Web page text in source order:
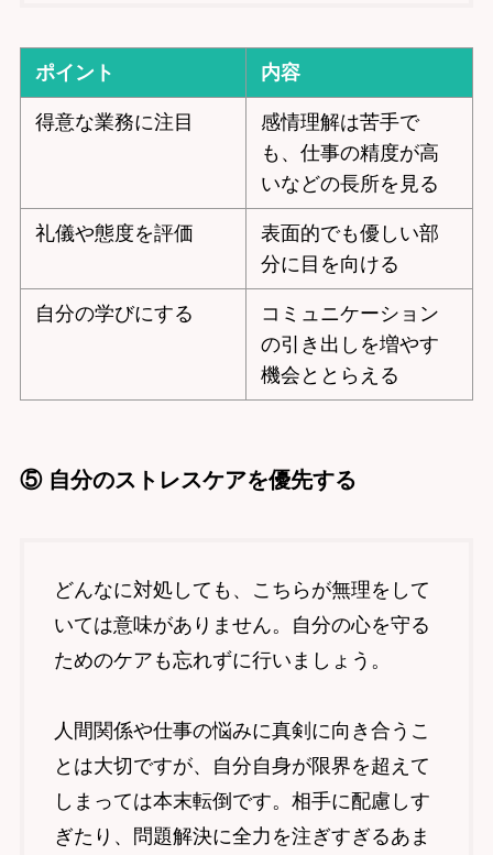
ポイント 内容
得意な業務に注目
感情理解は苦手で
も、仕事の精度が高
いなどの長所を見る
礼儀や態度を評価
表面的でも優しい部
分に目を向ける
自分の学びにする
コミュニケーション
の引き出しを増やす
機会ととらえる
⑤ 自分のストレスケアを優先する
どんなに対処しても、こちらが無理をして
いては意味がありません。自分の心を守る
ためのケアも忘れずに行いましょう。
人間関係や仕事の悩みに真剣に向き合うこ
とは大切ですが、自分自身が限界を超えて
しまっては本末転倒です。相手に配慮しす
ぎたり、問題解決に全力を注ぎすぎるあま